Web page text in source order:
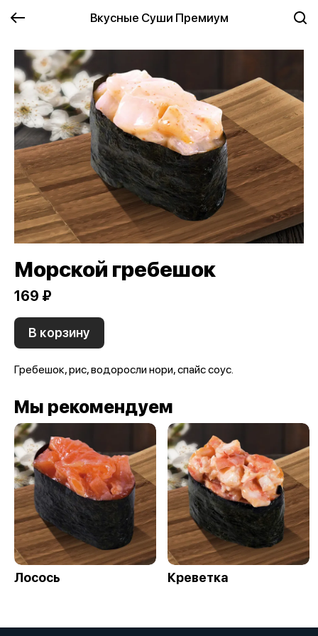
Вкусные Суши Премиум
Морской гребешок
169 ₽
В корзину
Гребешок, рис, водоросли нори, спайс соус.
Мы рекомендуем
Лосось Креветка